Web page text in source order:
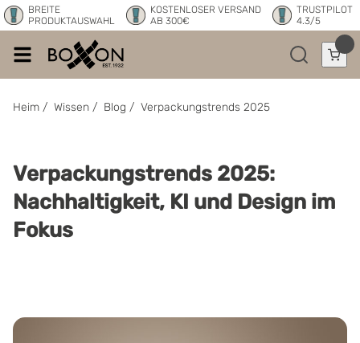
BREITE
PRODUKTAUSWAHL
KOSTENLOSER VERSAND
AB 300€
TRUSTPILOT
4.3/5
Heim / Wissen / Blog / Verpackungstrends 2025
Verpackungstrends 2025:
Nachhaltigkeit, KI und Design im
Fokus